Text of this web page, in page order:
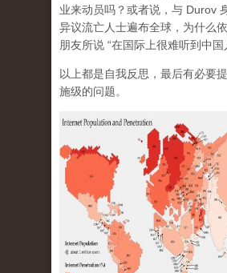
业来动员吗？或者说，与 Durov
异议流亡人士遍布全球，为什么
朋友所说 “在国际上很难听到中国
以上都是自我反思，最后有必要
施级的问题。